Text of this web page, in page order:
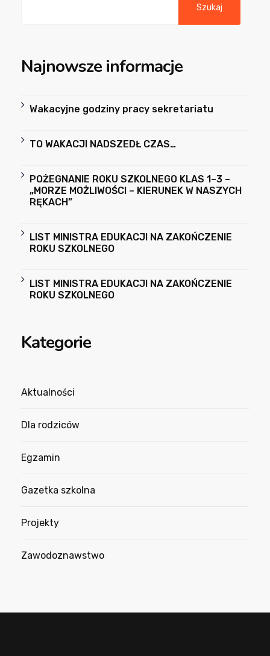
Szukaj
Najnowsze informacje
Wakacyjne godziny pracy sekretariatu
TO WAKACJI NADSZEDŁ CZAS…
POŻEGNANIE ROKU SZKOLNEGO KLAS 1–3 –
„MORZE MOŻLIWOŚCI – KIERUNEK W NASZYCH
RĘKACH”
LIST MINISTRA EDUKACJI NA ZAKOŃCZENIE
ROKU SZKOLNEGO
LIST MINISTRA EDUKACJI NA ZAKOŃCZENIE
ROKU SZKOLNEGO
Kategorie
Aktualności
Dla rodziców
Egzamin
Gazetka szkolna
Projekty
Zawodoznawstwo